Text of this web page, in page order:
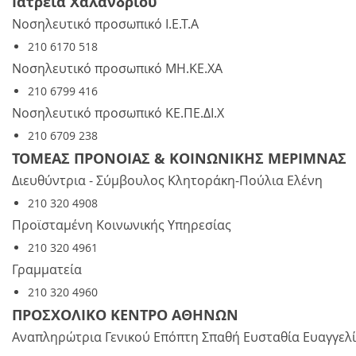
Νοσηλευτικό προσωπικό Ι.Ε.Τ.Α
210 6170 518
Νοσηλευτικό προσωπικό ΜΗ.ΚΕ.ΧΑ
210 6799 416
Νοσηλευτικό προσωπικό ΚΕ.ΠΕ.ΔΙ.Χ
210 6709 238
ΤΟΜΕΑΣ ΠΡΟΝΟΙΑΣ & ΚΟΙΝΩΝΙΚΗΣ ΜΕΡΙΜΝΑΣ
Διευθύντρια - Σύμβουλος Κλητοράκη-Πούλια Ελένη
210 320 4908
Προϊσταμένη Κοινωνικής Υπηρεσίας
210 320 4961
Γραμματεία
210 320 4960
ΠΡΟΣΧΟΛΙΚΟ ΚΕΝΤΡΟ ΑΘΗΝΩΝ
Αναπληρώτρια Γενικού Επόπτη Σπαθή Ευσταθία